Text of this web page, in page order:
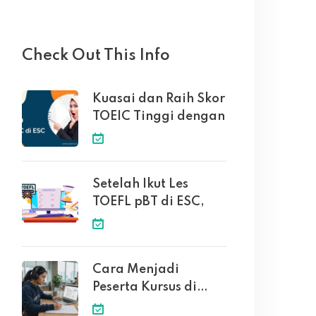
Check Out This Info
Kuasai dan Raih Skor
TOEIC Tinggi dengan
Setelah Ikut Les
TOEFL pBT di ESC,
Cara Menjadi
Peserta Kursus di
English Solution